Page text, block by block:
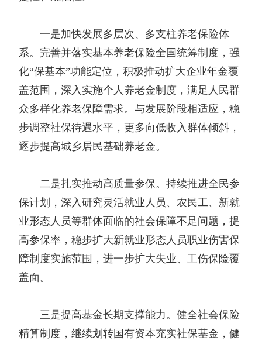
一是加快发展多层次、多支柱养老保险体
系。完善并落实基本养老保险全国统筹制度，强
化“保基本”功能定位，积极推动扩大企业年金覆
盖范围，深入实施个人养老金制度，满足人民群
众多样化养老保障需求。与发展阶段相适应，稳
步调整社保待遇水平，更多向低收入群体倾斜，
逐步提高城乡居民基础养老金。
二是扎实推动高质量参保。持续推进全民参
保计划，深入研究灵活就业人员、农民工、新就
业形态人员等群体面临的社会保障不足问题，提
高参保率，稳步扩大新就业形态人员职业伤害保
障制度实施范围，进一步扩大失业、工伤保险覆
盖面。
三是提高基金长期支撑能力。健全社会保险
精算制度，继续划转国有资本充实社保基金，健